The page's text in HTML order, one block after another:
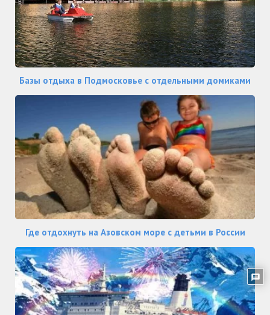
Базы отдыха в Подмосковье с отдельными домиками
Где отдохнуть на Азовском море с детьми в России